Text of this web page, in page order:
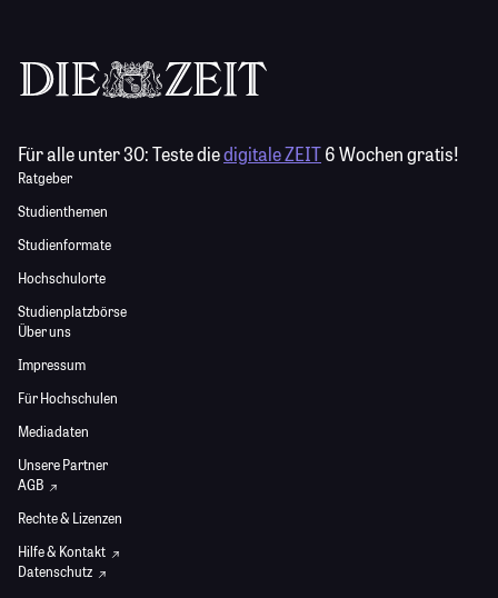
Für alle unter 30:Teste diedigitale ZEIT6 Wochen gratis!
Ratgeber
Studienthemen
Studienformate
Hochschulorte
Studienplatzbörse
Über uns
Impressum
Für Hochschulen
Mediadaten
Unsere Partner
AGB
Rechte & Lizenzen
Hilfe & Kontakt
Datenschutz